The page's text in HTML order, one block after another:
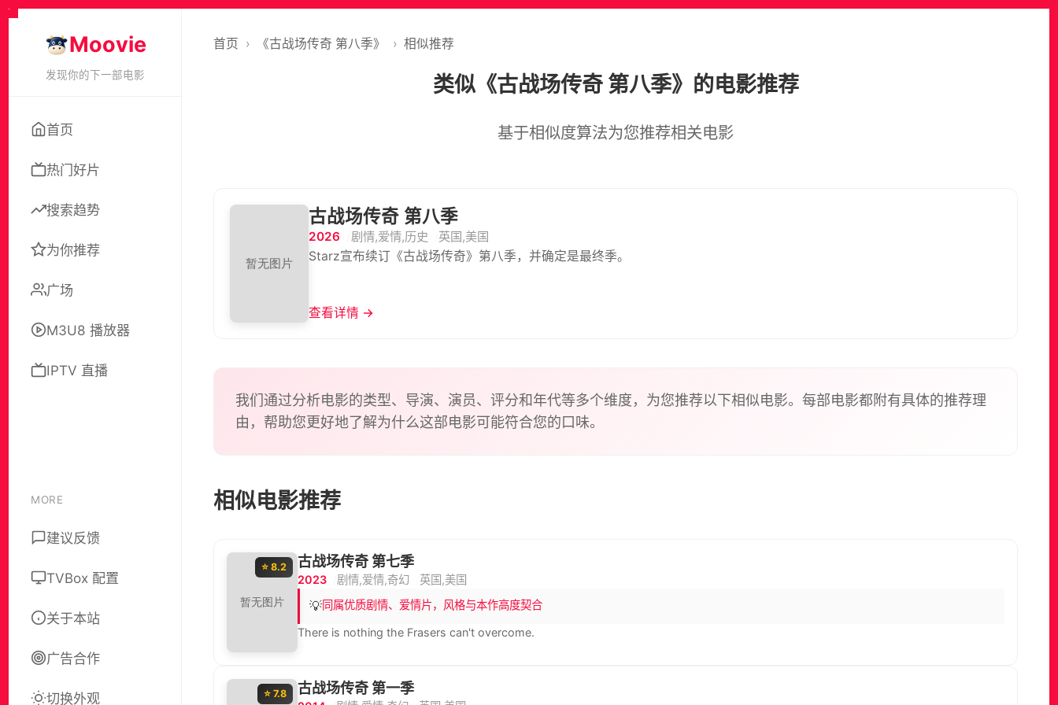
Moovie
发现你的下一部电影
首页
热门好片
搜索趋势
为你推荐
广场
M3U8 播放器
IPTV 直播
MORE
建议反馈
TVBox 配置
关于本站
广告合作
切换外观
首页 › 《古战场传奇 第八季》 › 相似推荐
类似《古战场传奇 第八季》的电影推荐
基于相似度算法为您推荐相关电影
古战场传奇 第八季
2026 剧情,爱情,历史
英国,美国
Starz宣布续订《古战场传奇》第八季，并确定是最终季。
查看详情 →
我们通过分析电影的类型、导演、演员、评分和年代等多个维度，为您推荐以下相似电影。每部电影都附有具体的推荐理
由，帮助您更好地了解为什么这部电影可能符合您的口味。
相似电影推荐
⭐ 8.2 古战场传奇 第七季
2023 剧情,爱情,奇幻 英国,美国
💡同属优质剧情、爱情片，风格与本作高度契合
There is nothing the Frasers can't overcome.
⭐ 7.8 古战场传奇 第一季